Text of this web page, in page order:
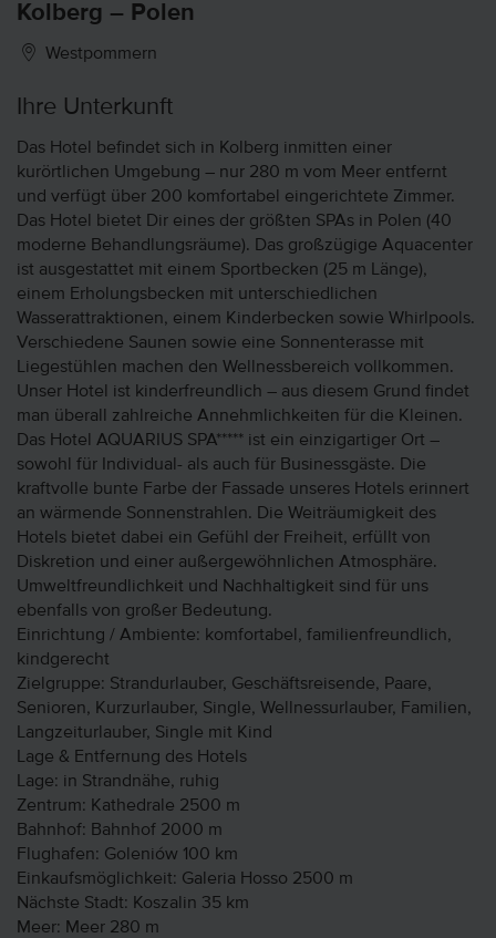
Kolberg – Polen
Westpommern
Ihre Unterkunft
Das Hotel befindet sich in Kolberg inmitten einer
kurörtlichen Umgebung – nur 280 m vom Meer entfernt
und verfügt über 200 komfortabel eingerichtete Zimmer.
Das Hotel bietet Dir eines der größten SPAs in Polen (40
moderne Behandlungsräume). Das großzügige Aquacenter
ist ausgestattet mit einem Sportbecken (25 m Länge),
einem Erholungsbecken mit unterschiedlichen
Wasserattraktionen, einem Kinderbecken sowie Whirlpools.
Verschiedene Saunen sowie eine Sonnenterasse mit
Liegestühlen machen den Wellnessbereich vollkommen.
Unser Hotel ist kinderfreundlich – aus diesem Grund findet
man überall zahlreiche Annehmlichkeiten für die Kleinen.
Das Hotel AQUARIUS SPA***** ist ein einzigartiger Ort –
sowohl für Individual- als auch für Businessgäste. Die
kraftvolle bunte Farbe der Fassade unseres Hotels erinnert
an wärmende Sonnenstrahlen. Die Weiträumigkeit des
Hotels bietet dabei ein Gefühl der Freiheit, erfüllt von
Diskretion und einer außergewöhnlichen Atmosphäre.
Umweltfreundlichkeit und Nachhaltigkeit sind für uns
ebenfalls von großer Bedeutung.
Einrichtung / Ambiente: komfortabel, familienfreundlich,
kindgerecht
Zielgruppe: Strandurlauber, Geschäftsreisende, Paare,
Senioren, Kurzurlauber, Single, Wellnessurlauber, Familien,
Langzeiturlauber, Single mit Kind
Lage & Entfernung des Hotels
Lage: in Strandnähe, ruhig
Zentrum: Kathedrale 2500 m
Bahnhof: Bahnhof 2000 m
Flughafen: Goleniów 100 km
Einkaufsmöglichkeit: Galeria Hosso 2500 m
Nächste Stadt: Koszalin 35 km
Meer: Meer 280 m